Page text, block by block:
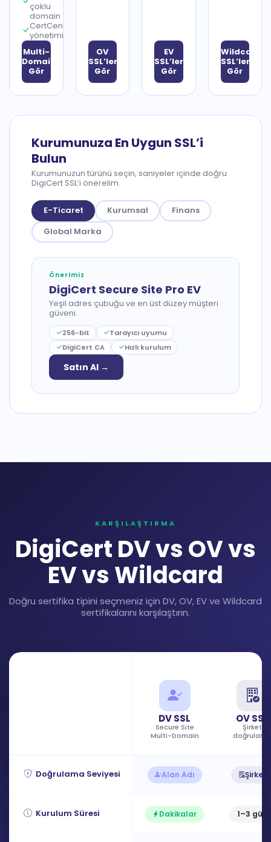
çoklu
domain
CertCentral
yönetimi
Multi-
Domain’leri
Gör
OV
SSL’leri
Gör
EV
SSL’leri
Gör
Wildcard
SSL’leri
Gör
Kurumunuza En Uygun SSL’i
Bulun
Kurumunuzun türünü seçin, saniyeler içinde doğru
DigiCert SSL’i önerelim.
E-Ticaret Kurumsal
Finans
Global Marka
Önerimiz
DigiCert Secure Site Pro EV
Yeşil adres çubuğu ve en üst düzey müşteri
güveni.
256-bit
Tarayıcı uyumu
DigiCert CA
Hızlı kurulum
Satın Al →
KARŞILAŞTIRMA
DigiCert DV vs OV vs
EV vs Wildcard
Doğru sertifika tipini seçmeniz için DV, OV, EV ve Wildcard
sertifikalarını karşılaştırın.
DV SSL
Secure Site
Multi-Domain
OV SSL
Şirket
doğrulama
Doğrulama Seviyesi Alan Adı Şirket
Kurulum Süresi Dakikalar 1–3 gün